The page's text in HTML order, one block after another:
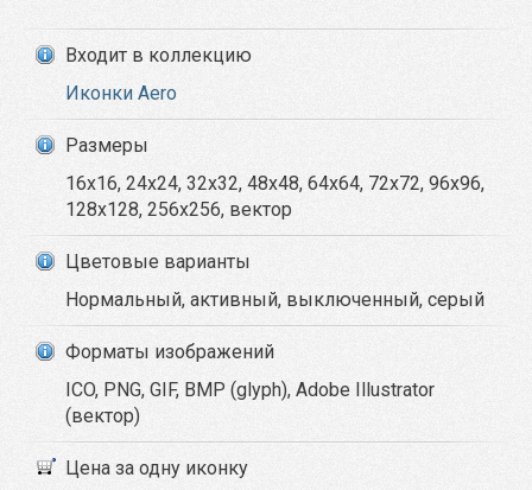
Входит в коллекцию
Иконки Aero
Размеры
16x16, 24x24, 32x32, 48x48, 64x64, 72x72, 96x96,
128x128, 256x256, вектор
Цветовые варианты
Нормальный, активный, выключенный, серый
Форматы изображений
ICO, PNG, GIF, BMP (glyph), Adobe Illustrator
(вектор)
Цена за одну иконку